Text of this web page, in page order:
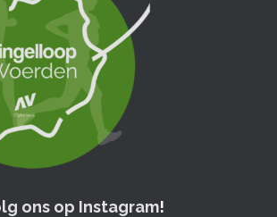
ons op Instagram!